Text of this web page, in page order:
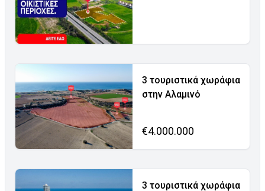
3 τουριστικά χωράφια
στην Αλαμινό
€4.000.000
3 τουριστικά χωράφια